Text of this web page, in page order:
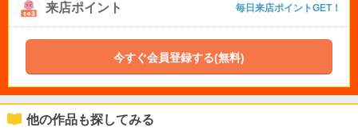
来店ポイント 毎日来店ポイントGET！
今すぐ会員登録する(無料)
他の作品も探してみる